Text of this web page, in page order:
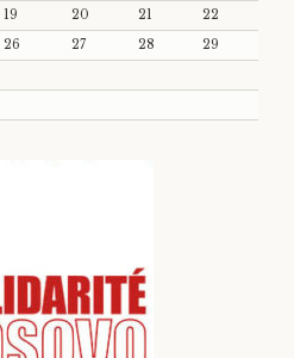
19 20 21
22
26 27 28
29